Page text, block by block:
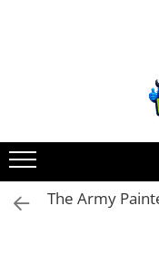
Board Games
Extensii boardgames
Card Games (jocuri cu
Jocuri pentru toata
The Army